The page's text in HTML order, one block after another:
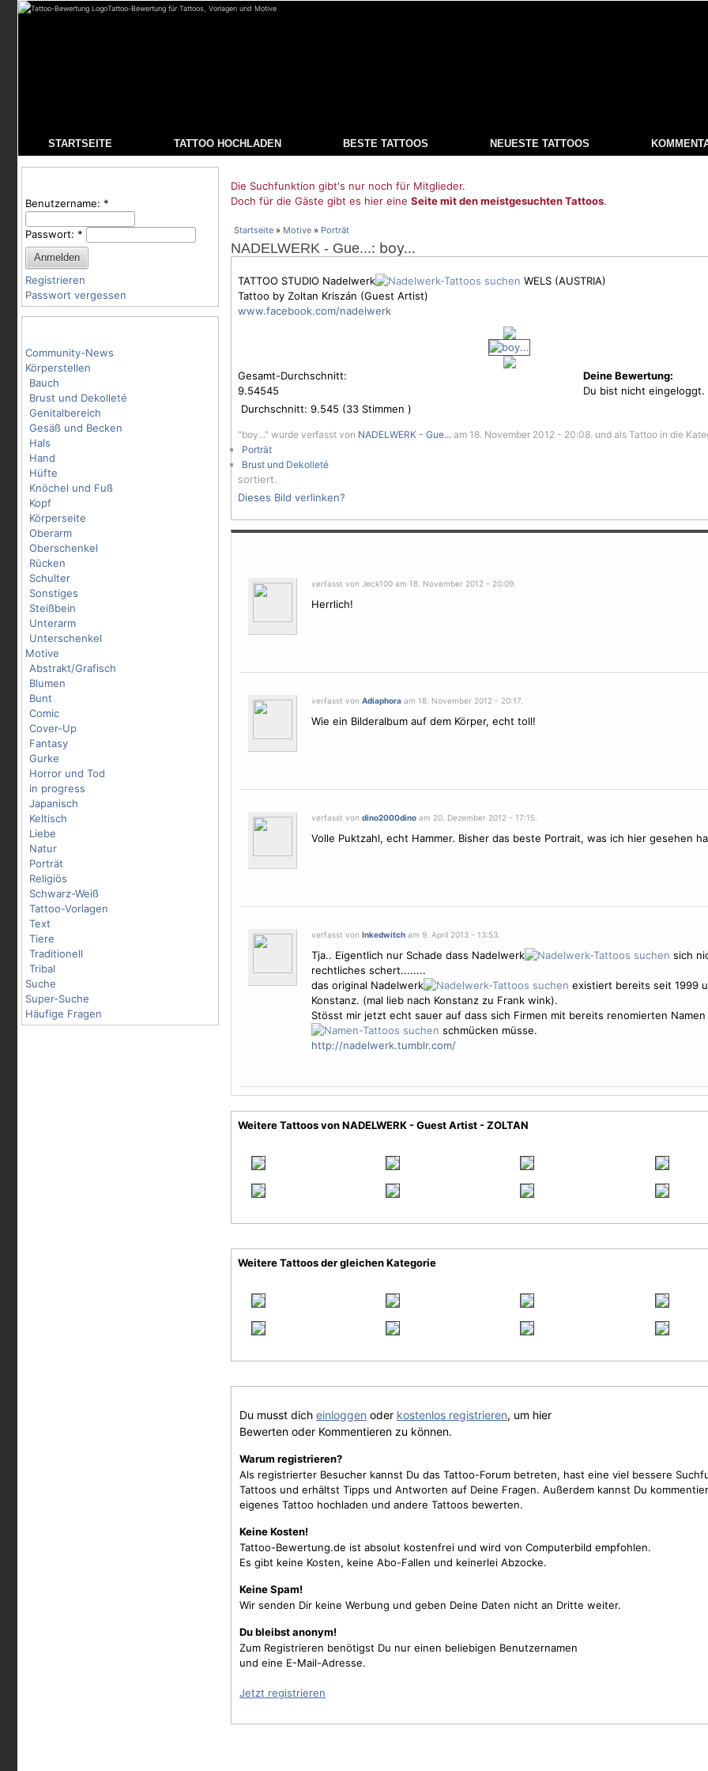
Tattoo-Bewertung für Tattoos, Vorlagen und Motive
STARTSEITE TATTOO HOCHLADEN BESTE TATTOOS NEUESTE TATTOOS
Benutzername: *
Passwort: *
Registrieren
Passwort vergessen
Community-News
Körperstellen
Bauch
Brust und Dekolleté
Genitalbereich
Gesäß und Becken
Hals
Hand
Hüfte
Knöchel und Fuß
Kopf
Körperseite
Oberarm
Oberschenkel
Rücken
Schulter
Sonstiges
Steißbein
Unterarm
Unterschenkel
Motive
Abstrakt/Grafisch
Blumen
Bunt
Comic
Cover-Up
Fantasy
Gurke
Horror und Tod
in progress
Japanisch
Keltisch
Liebe
Natur
Porträt
Religiös
Schwarz-Weiß
Tattoo-Vorlagen
Text
Tiere
Traditionell
Tribal
Suche
Super-Suche
Häufige Fragen
Die Suchfunktion gibt's nur noch für Mitglieder.
Doch für die Gäste gibt es hier eine Seite mit den meistgesuchten Tattoos.
Startseite » Motive » Porträt
NADELWERK - Gue...: boy...
TATTOO STUDIO Nadelwerk
WELS (AUSTRIA)
Tattoo by Zoltan Kriszán (Guest Artist)
www.facebook.com/nadelwerk
Gesamt-Durchschnitt:
9.54545
Durchschnitt: 9.545 (33 Stimmen )
Deine Bewertung:
Du bist nicht eingeloggt.
"boy..." wurde verfasst von NADELWERK - Gue... am 18. November 2012 - 20:08. und als Tattoo in die
Porträt
Brust und Dekolleté
sortiert.
Dieses Bild verlinken?
verfasst von Jeck100 am 18. November 2012 - 20:09.
Herrlich!
verfasst von Adiaphoraam 18. November 2012 - 20:17.
Wie ein Bilderalbum auf dem Körper, echt toll!
verfasst von dino2000dinoam 20. Dezember 2012 - 17:15.
Volle Puktzahl, echt Hammer. Bisher das beste Portrait, was ich hier gesehen
verfasst von Inkedwitcham 9. April 2013 - 13:53.
Tja.. Eigentlich nur Schade dass Nadelwerk
sich
rechtliches schert........
das original Nadelwerk
existiert bereits seit 1999
Konstanz. (mal lieb nach Konstanz zu Frank wink).
Stösst mir jetzt echt sauer auf dass sich Firmen mit bereits renomierten Namen
schmücken müsse.
http://nadelwerk.tumblr.com/
Weitere Tattoos von NADELWERK - Guest Artist - ZOLTAN
Weitere Tattoos der gleichen Kategorie
Du musst dich einloggen oder kostenlos registrieren, um hier
Bewerten oder Kommentieren zu können.
Warum registrieren?
Als registrierter Besucher kannst Du das Tattoo-Forum betreten, hast eine viel bessere
Tattoos und erhältst Tipps und Antworten auf Deine Fragen. Außerdem kannst Du
eigenes Tattoo hochladen und andere Tattoos bewerten.
Keine Kosten!
Tattoo-Bewertung.de ist absolut kostenfrei und wird von Computerbild empfohlen.
Es gibt keine Kosten, keine Abo-Fallen und keinerlei Abzocke.
Keine Spam!
Wir senden Dir keine Werbung und geben Deine Daten nicht an Dritte weiter.
Du bleibst anonym!
Zum Registrieren benötigst Du nur einen beliebigen Benutzernamen
und eine E-Mail-Adresse.
Jetzt registrieren